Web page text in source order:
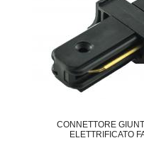
CONNETTORE
ELETTRIFICATO